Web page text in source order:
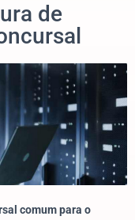
de
comum para o